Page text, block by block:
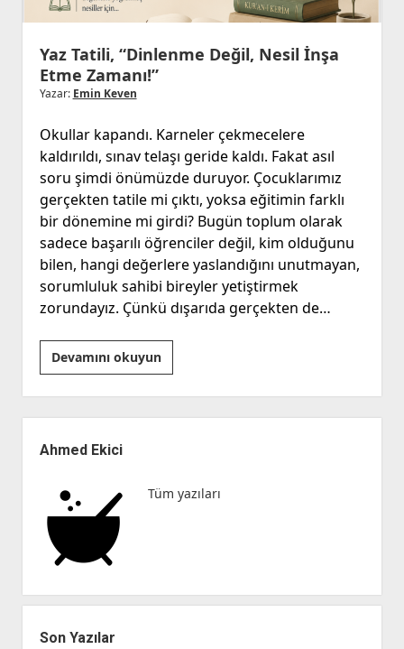
Yaz Tatili, “Dinlenme Değil, Nesil İnşa
Etme Zamanı!”
Yazar: Emin Keven
Okullar kapandı. Karneler çekmecelere
kaldırıldı, sınav telaşı geride kaldı. Fakat asıl
soru şimdi önümüzde duruyor. Çocuklarımız
gerçekten tatile mi çıktı, yoksa eğitimin farklı
bir dönemine mi girdi? Bugün toplum olarak
sadece başarılı öğrenciler değil, kim olduğunu
bilen, hangi değerlere yaslandığını unutmayan,
sorumluluk sahibi bireyler yetiştirmek
zorundayız. Çünkü dışarıda gerçekten de…
Devamını okuyunYaz
Tatili,
“Dinlenme
Değil,
Etme
Zamanı!”
Menü
Ahmed Ekici
Tüm yazıları
Son Yazılar